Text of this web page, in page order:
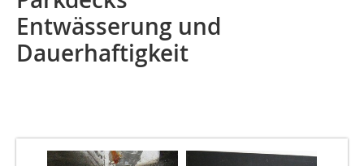
Entwässerung und
Dauerhaftigkeit